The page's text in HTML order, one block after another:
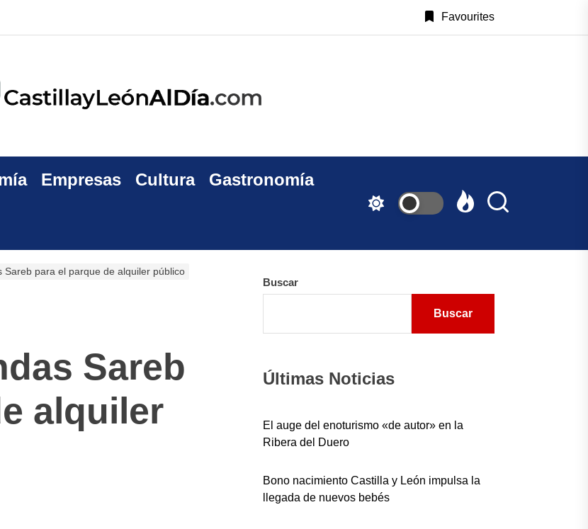
Favourites
Empresas Cultura Gastronomía
Sareb para el parque de alquiler público
Sareb
alquiler
Buscar
Buscar
Últimas Noticias
El auge del enoturismo «de autor» en la
Ribera del Duero
Bono nacimiento Castilla y León impulsa la
llegada de nuevos bebés